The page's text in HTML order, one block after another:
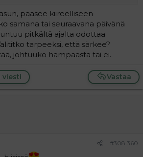
pääsee kiireelliseen
samana tai seuraavana päivänä
pitkältä ajalta odottaa
tarpeeksi, että särkee?
johtuuko hampaasta tai ei.
Vastaa
viesti
#308 360